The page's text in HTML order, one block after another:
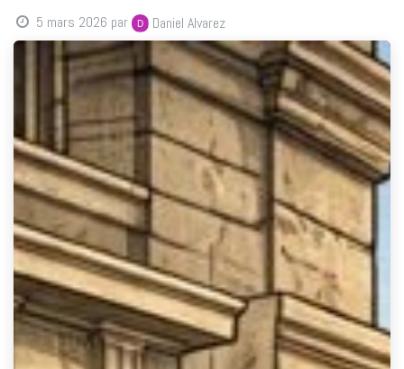
5 mars 2026 par Daniel Alvarez